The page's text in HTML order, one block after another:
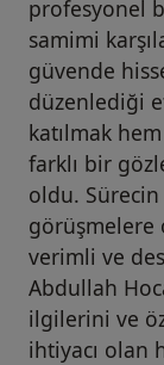
profesyonel
samimi
güvende
düzenlediği
katılmak
farklı bir
oldu.
görüşmelere
verimli ve
Abdullah
ilgilerini ve
ihtiyacı olan